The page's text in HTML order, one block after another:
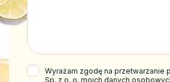
Wyrażam zgodę na przetwarzanie
Sp. z o. o. moich danych